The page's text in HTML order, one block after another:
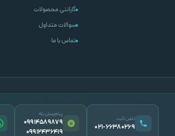
گارانتی محصولات
سوالات متداول
تماس با ما
تلفن ثابت
۰۲۱-۶۶۳۸۰۲۶۹
پیام‌رسان بله
09914589879
09912436419